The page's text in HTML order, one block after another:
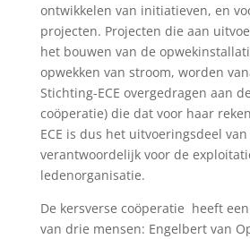
ontwikkelen van initiatieven, en
projecten. Projecten die aan
het bouwen van de
opwekken van stroom, worden
Stichting-ECE overgedragen aan
coöperatie) die dat voor haar
ECE is dus het uitvoeringsdeel
verantwoordelijk voor de
ledenorganisatie.
De kersverse coöperatie heeft
van drie mensen: Engelbert van